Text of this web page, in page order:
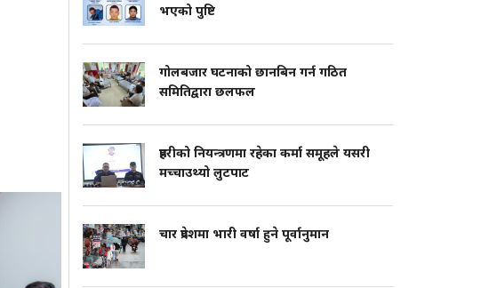
भएको पुष्टि
गोलबजार घटनाको छानबिन गर्न गठित
समितिद्वारा छलफल
प्रहरीको नियन्त्रणमा रहेका कर्मा समूहले यसरी
मच्चाउथ्यो लुटपाट
चार प्रदेशमा भारी वर्षा हुने पूर्वानुमान